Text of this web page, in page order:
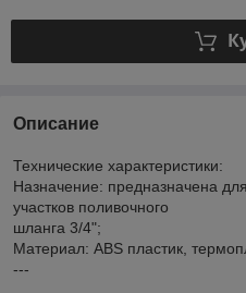
Описание
Технические характеристики:
Назначение: предназначена
участков поливочного
шланга 3/4";
Материал: ABS пластик,
---